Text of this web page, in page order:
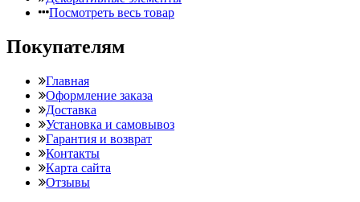
Посмотреть весь товар
Покупателям
Главная
Оформление заказа
Доставка
Установка и самовывоз
Гарантия и возврат
Контакты
Карта сайта
Отзывы